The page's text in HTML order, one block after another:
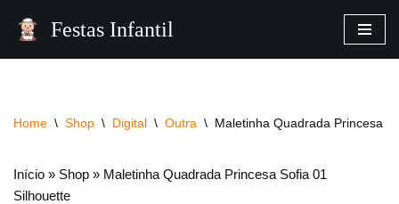
Festas Infantil
Home \ Shop \ Digital \ Outra \ Maletinha Quadrada Princesa
Início » Shop » Maletinha Quadrada Princesa Sofia 01
Silhouette